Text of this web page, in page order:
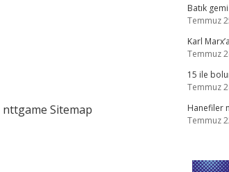
nttgame Sitemap
Batık
Temmuz
Karl
Temmuz
15 ile
Temmuz
Hanefiler
Temmuz